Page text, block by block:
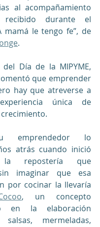
al acompañamiento
recibido durante el
.
Día de la MIPYME,
que emprender
hay que atreverse a
única de
emprendedor lo
atrás cuando inició
la repostería que
imaginar que esa
por cocinar la llevaría
, un concepto
en la elaboración
mermeladas,